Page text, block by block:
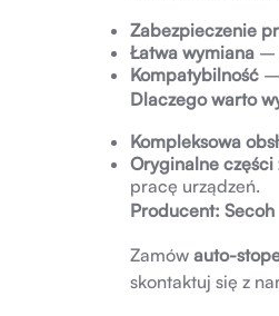
Zabezpieczenie
Łatwa wymiana –
Kompatybilność –
Dlaczego warto
Kompleksowa
Oryginalne części
pracę urządzeń.
Producent: Secoh
Zamów auto-
skontaktuj się z